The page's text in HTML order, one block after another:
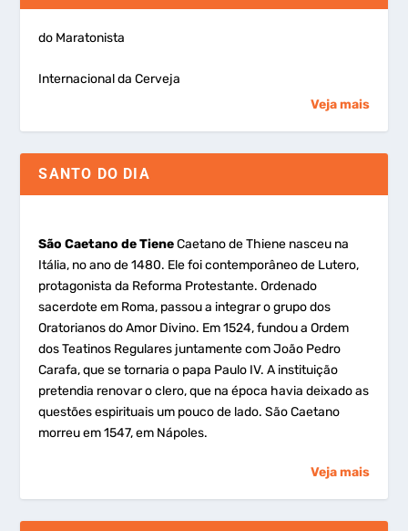
do Maratonista
Internacional da Cerveja
Veja mais
SANTO DO DIA
São Caetano de TieneCaetano de Thiene nasceu na
Itália, no ano de 1480. Ele foi contemporâneo de Lutero,
protagonista da Reforma Protestante. Ordenado
sacerdote em Roma, passou a integrar o grupo dos
Oratorianos do Amor Divino. Em 1524, fundou a Ordem
dos Teatinos Regulares juntamente com João Pedro
Carafa, que se tornaria o papa Paulo IV. A instituição
pretendia renovar o clero, que na época havia deixado as
questões espirituais um pouco de lado. São Caetano
morreu em 1547, em Nápoles.
Veja mais